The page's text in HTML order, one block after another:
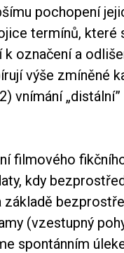
pochopení
termínů, které
k označení a
výše zmíněné
vnímání „distální”
filmového
kdy
základě
(vzestupný
spontánním